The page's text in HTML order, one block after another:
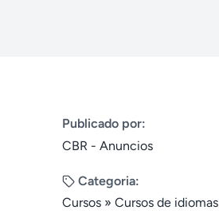
Publicado por:
CBR - Anuncios
Categoria:
Cursos » Cursos de idiomas